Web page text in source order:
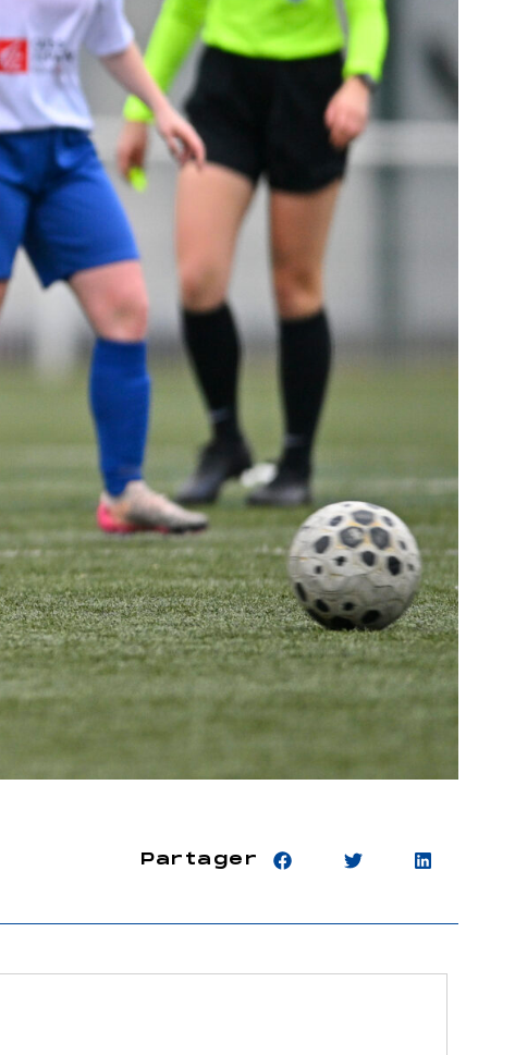
Partager